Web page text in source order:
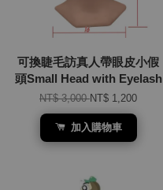
可換睫毛訪真人帶眼皮小假
頭Small Head with Eyelash
NT$ 3,000NT$ 1,200
加入購物車